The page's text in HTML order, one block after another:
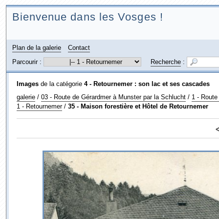
Bienvenue dans les Vosges !
Plan de la galerie
Contact
Parcourir :
Recherche:
Imagesde la catégorie 4 - Retournemer : son lac et ses cascades
galerie/ 03 - Route de Gérardmer à Munster par la Schlucht/ 1 -
1 - Retournemer/ 35 - Maison forestière et Hôtel de Retournemer